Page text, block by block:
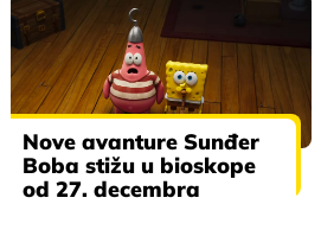
Nove avanture Sunđer
Boba stižu u bioskope
od 27. decembra